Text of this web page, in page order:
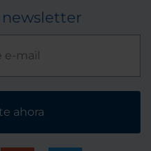
newsletter
ahora